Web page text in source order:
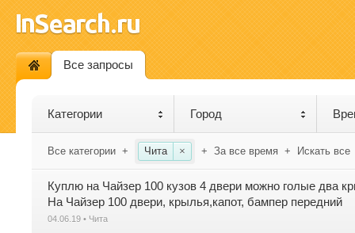
Все запросы
Категории Город
Все категории + Чита × + За все время + Искать все
Куплю на Чайзер 100 кузов 4 двери можно голые два
На Чайзер 100 двери, крылья,капот, бампер передний
04.06.19 • Чита